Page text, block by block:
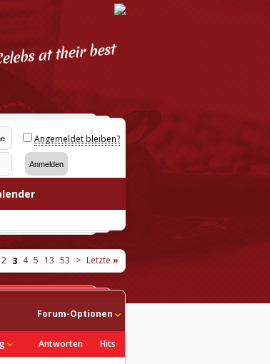
Angemeldet bleiben?
2 3 4 5 13 53 > Letzte »
Forum-Optionen
Antworten Hits